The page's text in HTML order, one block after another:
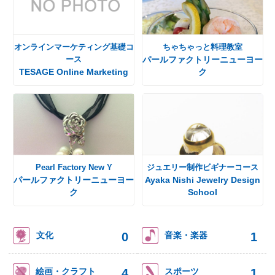
オンラインマーケティング基礎コ
ース
TESAGE Online Marketing
ちゃちゃっと料理教室
パールファクトリーニューヨー
ク
Pearl Factory New Y
パールファクトリーニューヨー
ク
ジュエリー制作ビギナーコース
Ayaka Nishi Jewelry Design
School
文化 0 音楽・楽器 1
絵画・クラフト スポーツ